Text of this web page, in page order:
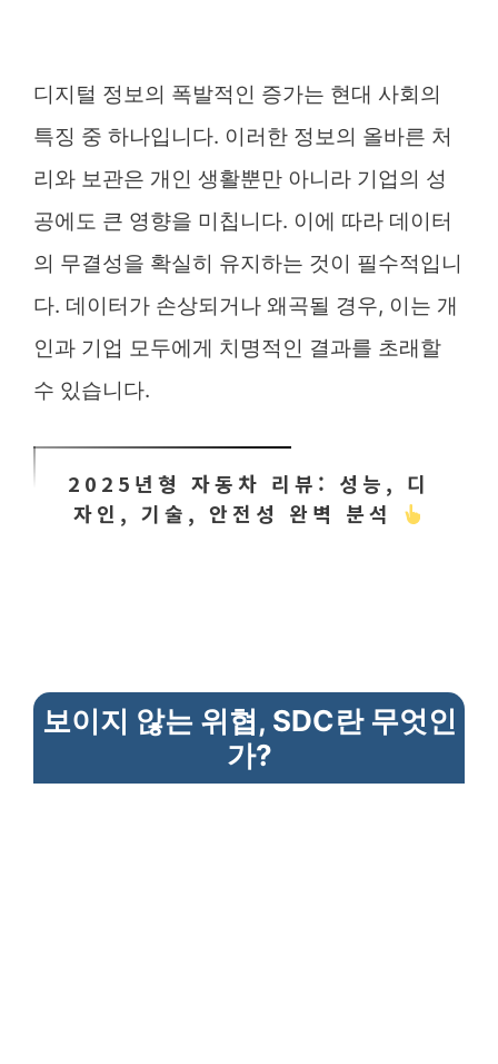
디지털 정보의 폭발적인 증가는 현대 사회의
특징 중 하나입니다. 이러한 정보의 올바른 처
리와 보관은 개인 생활뿐만 아니라 기업의 성
공에도 큰 영향을 미칩니다. 이에 따라 데이터
의 무결성을 확실히 유지하는 것이 필수적입니
다. 데이터가 손상되거나 왜곡될 경우, 이는 개
인과 기업 모두에게 치명적인 결과를 초래할
수 있습니다.
2025년형 자동차 리뷰: 성능, 디
자인, 기술, 안전성 완벽 분석
보이지 않는 위협, SDC란 무엇인
가?